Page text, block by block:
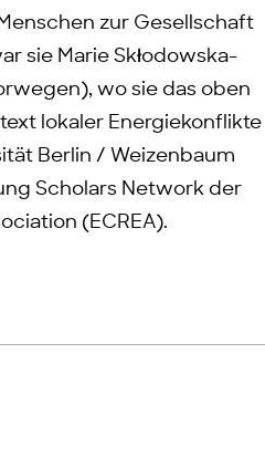
zur Gesellschaft
sie Marie Skłodowska-
wo sie das oben
lokaler Energiekonflikte
Berlin / Weizenbaum
Scholars Network der
(ECREA).